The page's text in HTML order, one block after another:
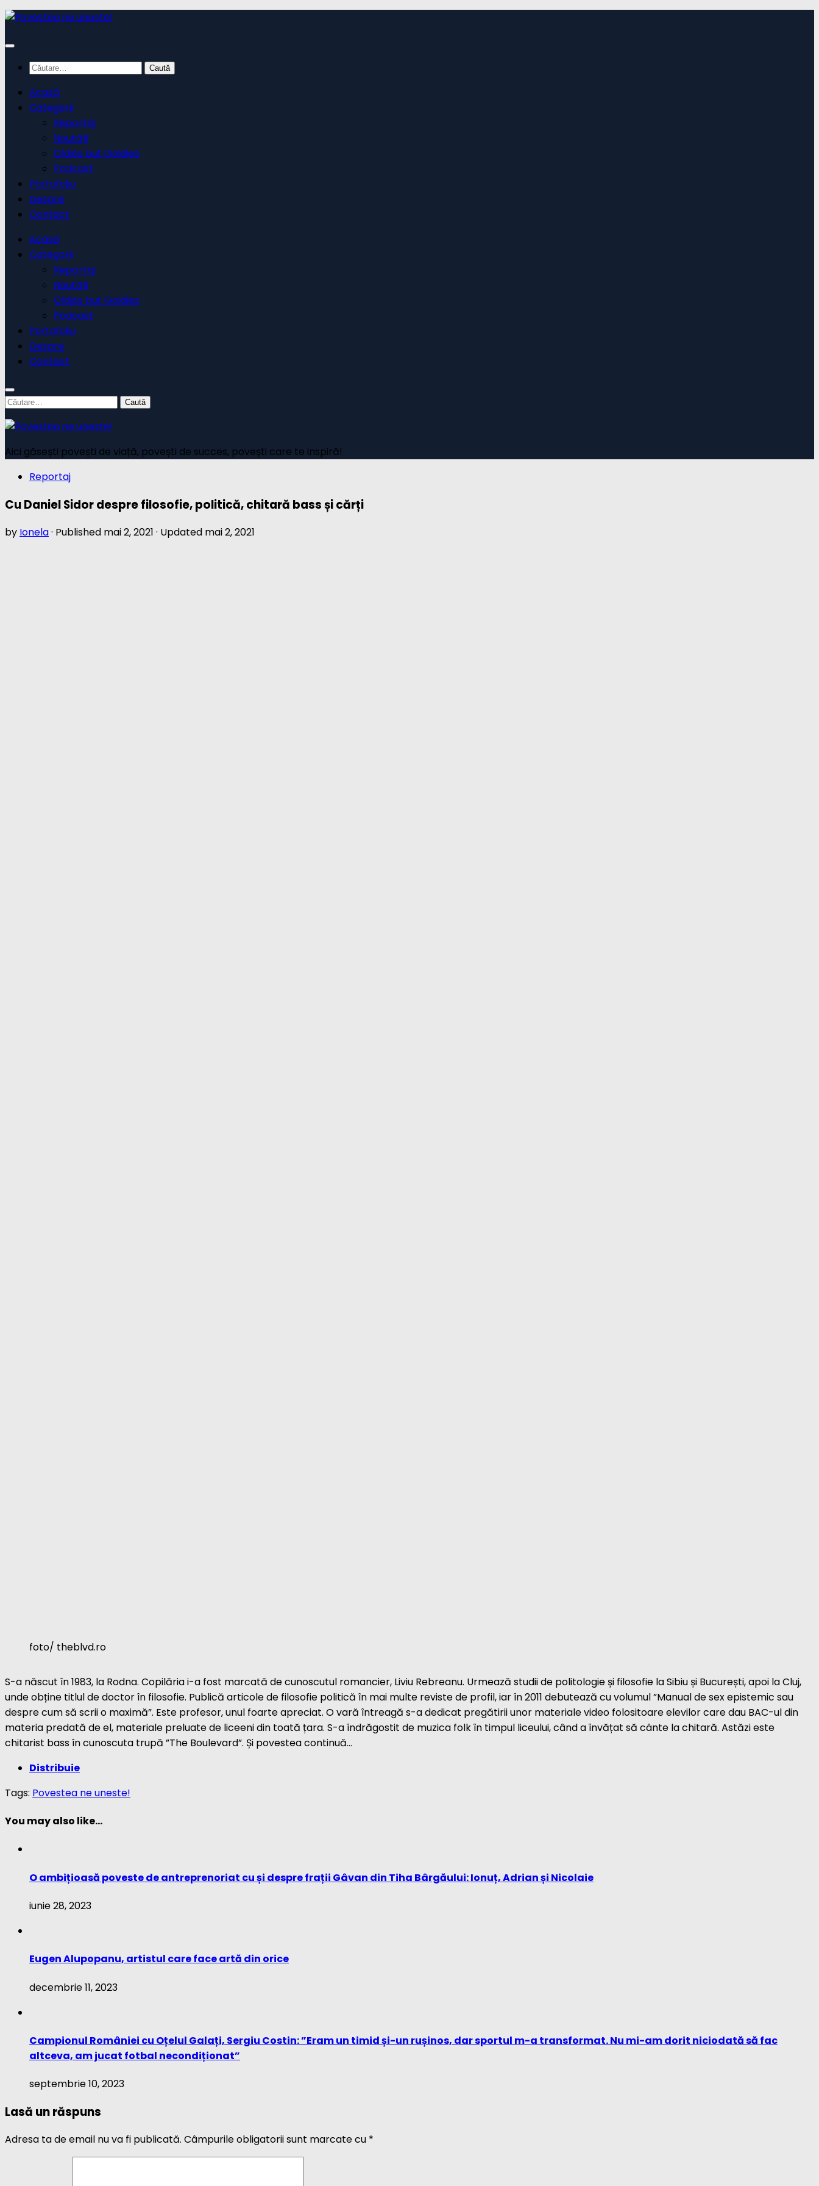
Skip
content
Caută
Acasă
Categorii
Reportaj
Noutăți
Oldies but Goldies
Podcast
Portofoliu
Despre
Contact
Acasă
Categorii
Reportaj
Noutăți
Oldies but Goldies
Podcast
Portofoliu
Despre
Contact
Caută
după:
Aici găsești povești de viață, povești de succes, povești care te inspiră!
Reportaj
Cu Daniel Sidor despre filosofie, politică, chitară bass și cărți
by Ionela· Published mai 2, 2021 · Updated mai 2, 2021
foto/ theblvd.ro
S-a născut în 1983, la Rodna. Copilăria i-a fost marcată de cunoscutul romancier, Liviu Rebreanu. Urmează studii de politologie și filosofie la Sibiu și București, apoi la Cluj,
unde obține titlul de doctor în filosofie. Publică articole de filosofie politică în mai multe reviste de profil, iar în 2011 debutează cu volumul ”Manual de sex epistemic sau
despre cum să scrii o maximă”. Este profesor, unul foarte apreciat. O vară întreagă s-a dedicat pregătirii unor materiale video folositoare elevilor care dau BAC-ul din
materia predată de el, materiale preluate de liceeni din toată țara. S-a îndrăgostit de muzica folk în timpul liceului, când a învățat să cânte la chitară. Astăzi este
chitarist bass în cunoscuta trupă ”The Boulevard”. Și povestea continuă…
Distribuie
Tags: Povestea ne uneste!
You may also like...
O ambițioasă poveste de antreprenoriat cu și despre frații Gâvan din Tiha Bârgăului: Ionuț, Adrian și Nicolaie
iunie 28, 2023
Eugen Alupopanu, artistul care face artă din orice
decembrie 11, 2023
Campionul României cu Oțelul Galați, Sergiu Costin: ”Eram un timid și-un rușinos, dar sportul m-a transformat. Nu mi-am dorit niciodată să fac
altceva, am jucat fotbal necondiționat”
septembrie 10, 2023
Lasă un răspuns
Adresa ta de email nu va fi publicată. Câmpurile obligatorii sunt marcate cu *